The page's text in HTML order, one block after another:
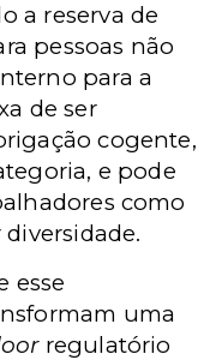
a reserva de
pessoas não
para a
de ser
cogente,
e pode
como
esse
uma
regulatório